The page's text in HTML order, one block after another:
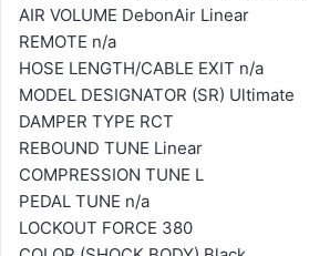
AIR VOLUME DebonAir Linear
REMOTE n/a
HOSE LENGTH/CABLE EXIT n/a
MODEL DESIGNATOR (SR) Ultimate
DAMPER TYPE RCT
REBOUND TUNE Linear
COMPRESSION TUNE L
PEDAL TUNE n/a
LOCKOUT FORCE 380